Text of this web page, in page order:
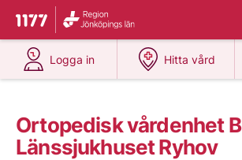
Till startsidan för 1177
Du har valt region
Logga in
på 1177.se
Hitta vård
på 1177.se
Ortopedisk vårdenhet B
Länssjukhuset Ryhov